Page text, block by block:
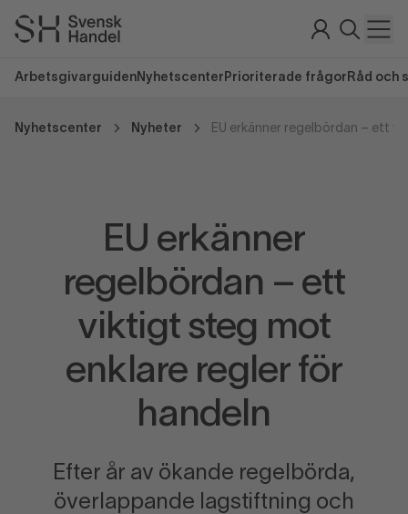
Arbetsgivarguiden Nyhetscenter Prioriterade frågor Råd och
Nyhetscenter Nyheter
EU erkänner
regelbördan – ett
viktigt steg mot
enklare regler för
handeln
Efter år av ökande regelbörda,
överlappande lagstiftning och